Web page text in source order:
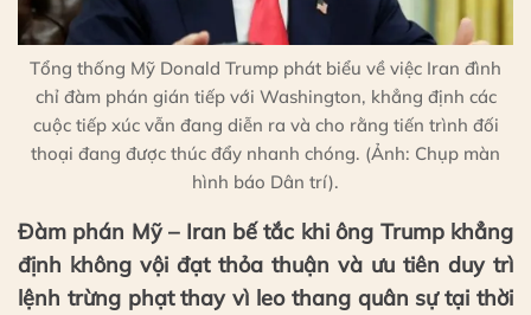
Tổng thống Mỹ Donald Trump phát biểu về việc Iran đình
chỉ đàm phán gián tiếp với Washington, khẳng định các
cuộc tiếp xúc vẫn đang diễn ra và cho rằng tiến trình đối
thoại đang được thúc đẩy nhanh chóng. (Ảnh: Chụp màn
hình báo Dân trí).
Đàm phán Mỹ – Iran bế tắc khi ông Trump khẳng
định không vội đạt thỏa thuận và ưu tiên duy trì
lệnh trừng phạt thay vì leo thang quân sự tại thời